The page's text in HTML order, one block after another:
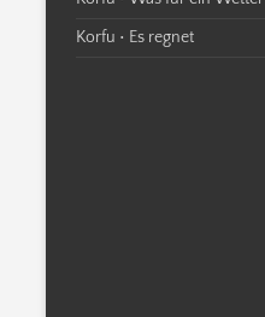
Korfu • Es regnet